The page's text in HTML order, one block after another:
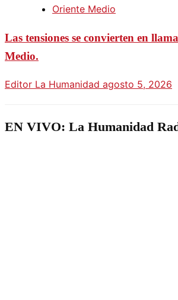
Oriente Medio
Las tensiones se convierten en
Medio.
Editor La Humanidad agosto 5, 2026
EN VIVO: La Humanidad